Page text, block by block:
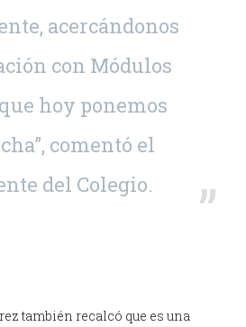
acercándonos
con Módulos
hoy ponemos
comentó el
del Colegio.
también recalcó que es una